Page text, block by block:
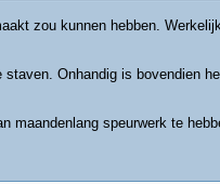
zou kunnen hebben.
Onhandig is bovendien
maandenlang speurwerk te